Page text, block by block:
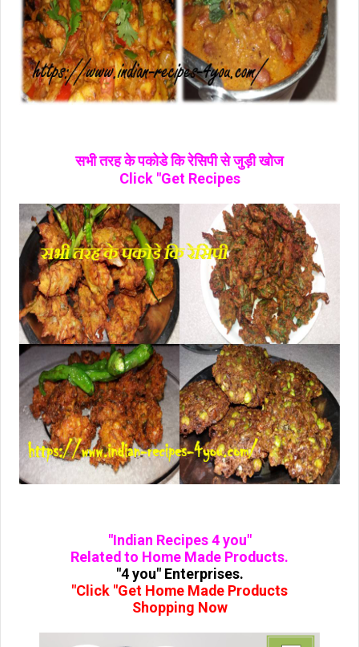
सभी तरह के पकोडे कि रेसिपी से जुड़ी खोज
Click "Get Recipes
"Indian Recipes 4 you"
Related to Home Made Products.
"4 you" Enterprises.
"Click "Get Home Made Products
Shopping Now